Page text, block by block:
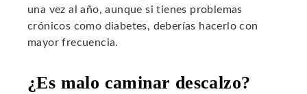
una vez al año, aunque si tienes problemas
crónicos como diabetes, deberías hacerlo con
mayor frecuencia.
¿Es malo caminar descalzo?